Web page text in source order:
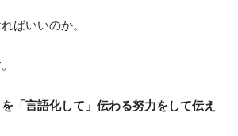
ばいいのか。
「言語化して」伝わる努力をして伝え